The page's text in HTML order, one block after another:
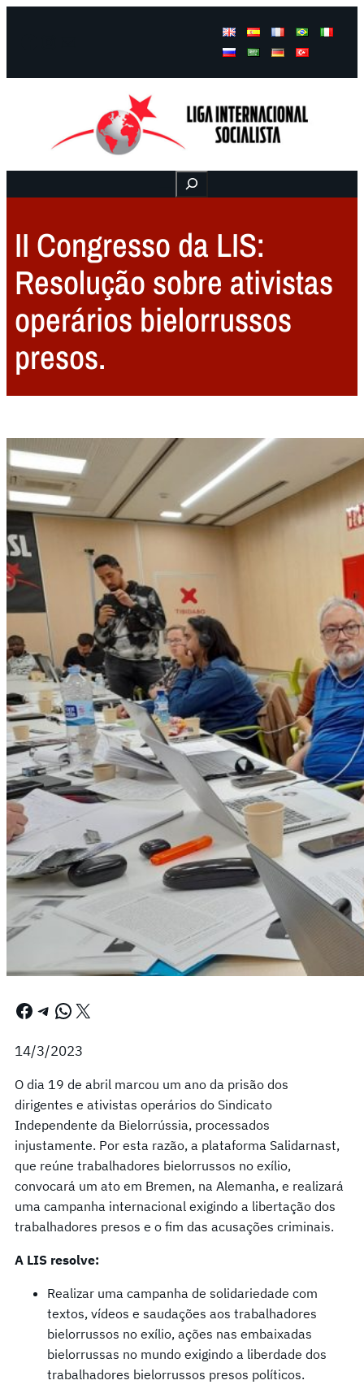
Buscar
II Congresso da LIS:
Resolução sobre ativistas
operários bielorrussos
presos.
Facebook Telegram WhatsApp X
14/3/2023
O dia 19 de abril marcou um ano da prisão dos
dirigentes e ativistas operários do Sindicato
Independente da Bielorrússia, processados ​​
injustamente. Por esta razão, a plataforma Salidarnast,
que reúne trabalhadores bielorrussos no exílio,
convocará um ato em Bremen, na Alemanha, e realizará
uma campanha internacional exigindo a libertação dos
trabalhadores presos e o fim das acusações criminais.
A LIS resolve:
Realizar uma campanha de solidariedade com
textos, vídeos e saudações aos trabalhadores
bielorrussos no exílio, ações nas embaixadas
bielorrussas no mundo exigindo a liberdade dos
trabalhadores bielorrussos presos políticos.